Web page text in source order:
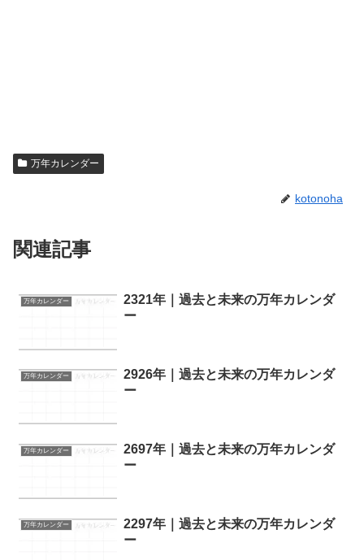
万年カレンダー
kotonoha
関連記事
万年カレンダー
2321年｜過去と未来の万年カレンダ
ー
万年カレンダー
2926年｜過去と未来の万年カレンダ
ー
万年カレンダー
2697年｜過去と未来の万年カレンダ
ー
万年カレンダー
2297年｜過去と未来の万年カレンダ
ー